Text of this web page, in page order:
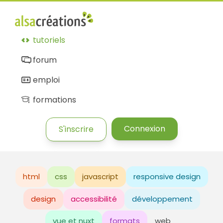
tutoriels
forum
emploi
formations
S'inscrire Connexion
html css javascript responsive design
design accessibilité développement
vue et nuxt formats web